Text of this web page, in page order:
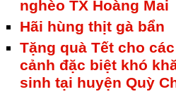
nghèo TX Hoàng Mai
Hãi hùng thịt gà bẩn
Tặng quà Tết cho
cảnh đặc biệt khó
sinh tại huyện Quỳ